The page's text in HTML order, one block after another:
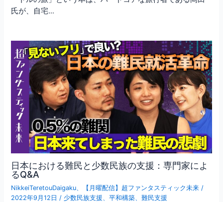
氏が、自宅…
日本における難民と少数民族の支援：専門家によ
るQ&A
NikkeiTeretouDaigaku 【月曜配信】超ファンタスティック未来 /
2022年9月12日 / 少数民族支援 、平和構築 、難民支援